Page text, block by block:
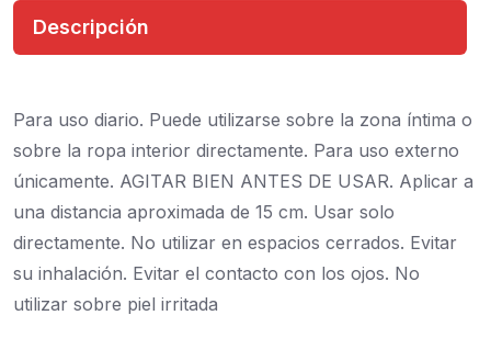
Descripción
Para uso diario. Puede utilizarse sobre la zona íntima o
sobre la ropa interior directamente. Para uso externo
únicamente. AGITAR BIEN ANTES DE USAR. Aplicar a
una distancia aproximada de 15 cm. Usar solo
directamente. No utilizar en espacios cerrados. Evitar
su inhalación. Evitar el contacto con los ojos. No
utilizar sobre piel irritada